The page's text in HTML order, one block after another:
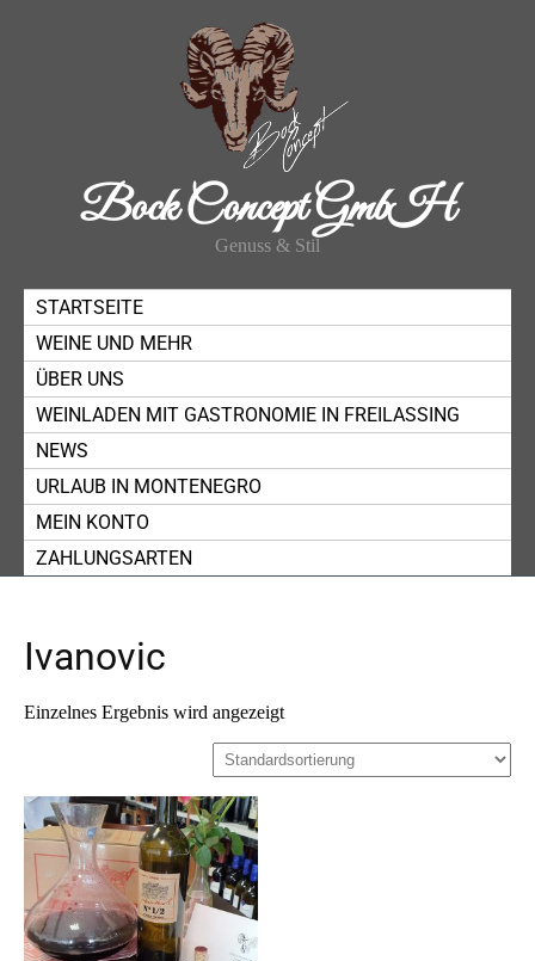
Bock Concept GmbH
Genuss & Stil
STARTSEITE
WEINE UND MEHR
ÜBER UNS
WEINLADEN MIT GASTRONOMIE IN FREILASSING
NEWS
URLAUB IN MONTENEGRO
MEIN KONTO
ZAHLUNGSARTEN
Ivanovic
Einzelnes Ergebnis wird angezeigt